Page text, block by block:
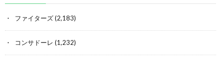
ファイターズ(2,183)
コンサドーレ (1,232)